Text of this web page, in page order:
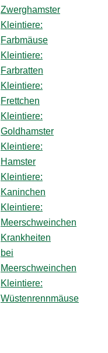
Zwerghamster
Kleintiere:
Farbmäuse
Kleintiere:
Farbratten
Kleintiere:
Frettchen
Kleintiere:
Goldhamster
Kleintiere:
Hamster
Kleintiere:
Kaninchen
Kleintiere:
Meerschweinchen
Krankheiten
bei
Meerschweinchen
Kleintiere:
Wüstenrennmäuse